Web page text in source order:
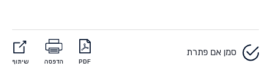
סמן אם פתרת
PDF הדפסה שיתוף